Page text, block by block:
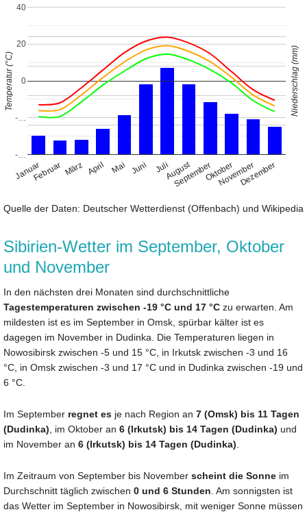
JanuarFebruar März April Mai Juni JuliAugust
SeptemberOktober
NovemberDezember
-…
-…
0
20
40
Temperatur (°C) Niederschlag (mm)
Quelle der Daten: Deutscher Wetterdienst (Offenbach) und Wikipedia
Sibirien-Wetter im September, Oktober
und November
In den nächsten drei Monaten sind durchschnittliche
Tagestemperaturen zwischen -19 °C und 17 °C zu erwarten. Am
mildesten ist es im September in Omsk, spürbar kälter ist es
dagegen im November in Dudinka. Die Temperaturen liegen in
Nowosibirsk zwischen -5 und 15 °C, in Irkutsk zwischen -3 und 16
°C, in Omsk zwischen -3 und 17 °C und in Dudinka zwischen -19 und
6 °C.
Im September regnet es je nach Region an 7 (Omsk) bis 11 Tagen
(Dudinka) , im Oktober an 6 (Irkutsk) bis 14 Tagen (Dudinka) und
im November an 6 (Irkutsk) bis 14 Tagen (Dudinka)
Im Zeitraum von September bis November scheint die Sonne im
Durchschnitt täglich zwischen 0 und 6 Stunden . Am sonnigsten ist
das Wetter im September in Nowosibirsk, mit weniger Sonne müssen